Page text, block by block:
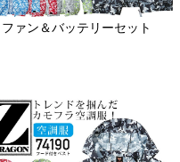
ファン＆バッテリーセット